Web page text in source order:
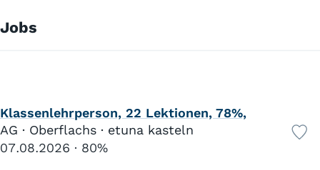
Jobs
Klassenlehrperson, 22 Lektionen, 78%,
AG · Oberflachs · etuna kasteln
07.08.2026
80%